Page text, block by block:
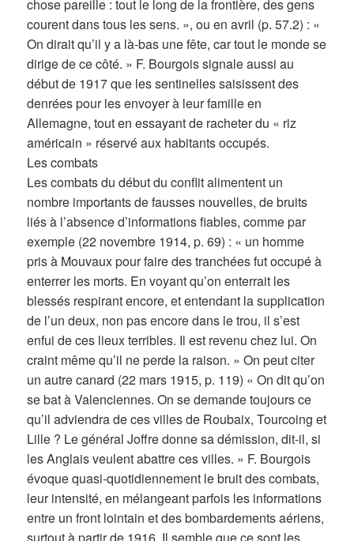
chose pareille : tout le long de la frontière, des gens
courent dans tous les sens. », ou en avril (p. 57.2) : «
On dirait qu’il y a là-bas une fête, car tout le monde se
dirige de ce côté. » F. Bourgois signale aussi au
début de 1917 que les sentinelles saisissent des
denrées pour les envoyer à leur famille en
Allemagne, tout en essayant de racheter du « riz
américain » réservé aux habitants occupés.
Les combats
Les combats du début du conflit alimentent un
nombre importants de fausses nouvelles, de bruits
liés à l’absence d’informations fiables, comme par
exemple (22 novembre 1914, p. 69) : « un homme
pris à Mouvaux pour faire des tranchées fut occupé à
enterrer les morts. En voyant qu’on enterrait les
blessés respirant encore, et entendant la supplication
de l’un deux, non pas encore dans le trou, il s’est
enfui de ces lieux terribles. Il est revenu chez lui. On
craint même qu’il ne perde la raison. » On peut citer
un autre canard (22 mars 1915, p. 119) « On dit qu’on
se bat à Valenciennes. On se demande toujours ce
qu’il adviendra de ces villes de Roubaix, Tourcoing et
Lille ? Le général Joffre donne sa démission, dit-il, si
les Anglais veulent abattre ces villes. » F. Bourgois
évoque quasi-quotidiennement le bruit des combats,
leur intensité, en mélangeant parfois les informations
entre un front lointain et des bombardements aériens,